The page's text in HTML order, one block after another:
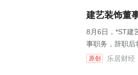
建艺装饰董
8月6日，*ST建
事职务，辞职后
原创 乐居财经